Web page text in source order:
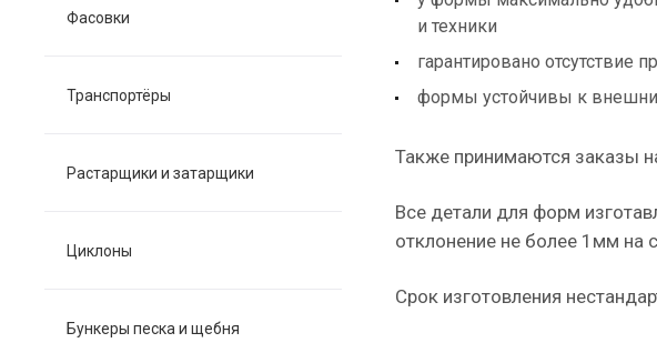
и техники
гарантировано отсутствие
формы устойчивы к
Также принимаются заказы
Все детали для форм
отклонение не более 1мм на
Срок изготовления
Фасовки
Транспортёры
Растарщики и затарщики
Циклоны
Бункеры песка и щебня